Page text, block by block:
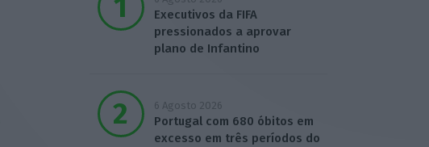
Executivos da FIFA
pressionados a aprovar
plano de Infantino
6 Agosto 2026
Portugal com 680 óbitos em
excesso em três períodos do